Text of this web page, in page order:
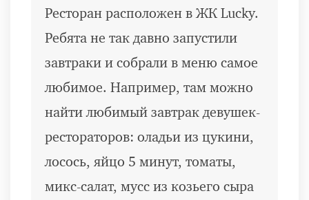
Ресторан расположен в ЖК Lucky.
Ребята не так давно запустили
завтраки и собрали в меню самое
любимое. Например, там можно
найти любимый завтрак девушек-
рестораторов: оладьи из цукини,
лосось, яйцо 5 минут, томаты,
микс-салат, мусс из козьего сыра